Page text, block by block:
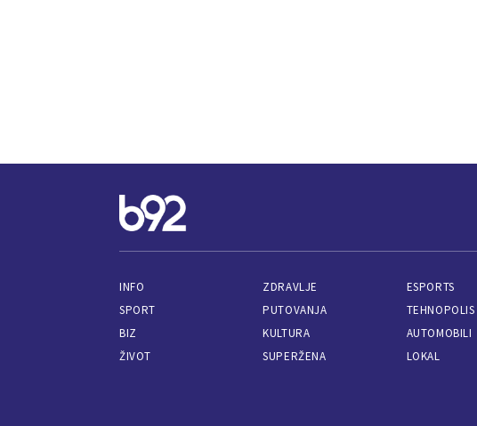
INFO
SPORT
BIZ
ŽIVOT
ZDRAVLJE
PUTOVANJA
KULTURA
SUPERŽENA
ESPORTS
TEHNOPOLIS
AUTOMOBILI
LOKAL